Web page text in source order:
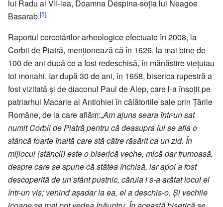
lui Radu al VII-lea, Doamna Despina-soţia lui Neagoe
Basarab.[5]
Raportul cercetărilor arheologice efectuate în 2008, la
Corbii de Piatră, menţionează că în 1626, la mai bine de
100 de ani după ce a fost redeschisă, în mănăstire vieţuiau
tot monahi. Iar după 30 de ani, în 1658, biserica rupestră a
fost vizitată şi de diaconul Paul de Alep, care l-a însoţit pe
patriarhul Macarie al Antiohiei în călătoriile sale prin Ţările
Române, de la care aflăm:„Am ajuns seara într-un sat
numit Corbii de Piatră pentru că deasupra lui se afla o
stâncă foarte înaltă care stă către răsărit ca un zid. În
mijlocul (stâncii) este o biserică veche, mică dar frumoasă,
despre care se spune că stătea închisă, iar apoi a fost
descoperită de un sfânt pustnic, căruia i s-a arătat locul ei
într-un vis; venind aşadar la ea, el a deschis-o. Şi vechile